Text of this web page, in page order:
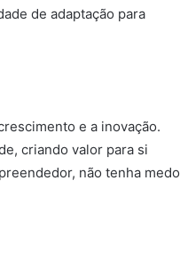
de adaptação para
e a inovação.
criando valor para si
não tenha medo